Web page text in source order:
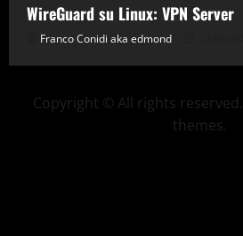
WireGuard su Linux: VPN Server
Franco Conidi aka edmond
Copyright © All rights reserved.
themes.